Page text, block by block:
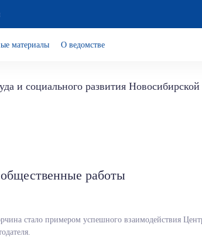
материалы О ведомстве
и социального развития Новосибирской
работы
стало примером успешного взаимодействия